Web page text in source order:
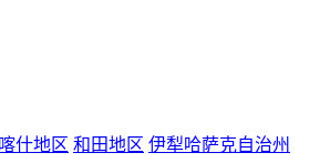
喀什地区 和田地区 伊犁哈萨克自治州